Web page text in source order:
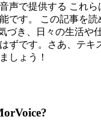
声で提供する これら
です。 この記事を読
づき、日々の生活や
ずです。さあ、テキ
しょう！